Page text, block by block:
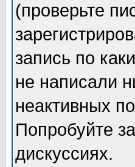
(проверьте
запись по
не написали
неактивных
Попробуйте
дискуссиях.